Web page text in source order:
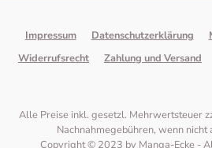
Impressum Datenschutzerklärung
Widerrufsrecht
Zahlung und Versand
Alle Preise inkl. gesetzl. Mehrwertsteuer
Nachnahmegebühren, wenn nicht